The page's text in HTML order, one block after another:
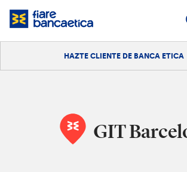
Saltar
HAZTE CLIENTE DE BANCA ETICA
GIT